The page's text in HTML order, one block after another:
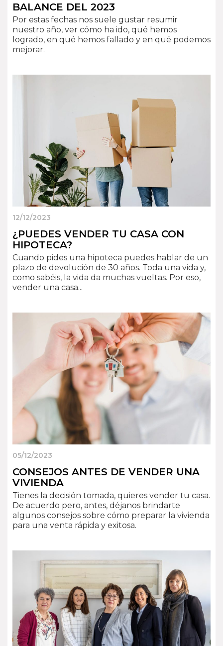
BALANCE DEL 2023
Por estas fechas nos suele gustar resumir
nuestro año, ver cómo ha ido, qué hemos
logrado, en qué hemos fallado y en qué podemos
mejorar.
12/12/2023
¿PUEDES VENDER TU CASA CON
HIPOTECA?
Cuando pides una hipoteca puedes hablar de un
plazo de devolución de 30 años. Toda una vida y,
como sabéis, la vida da muchas vueltas. Por eso,
vender una casa...
05/12/2023
CONSEJOS ANTES DE VENDER UNA
VIVIENDA
Tienes la decisión tomada, quieres vender tu casa.
De acuerdo pero, antes, déjanos brindarte
algunos consejos sobre cómo preparar la vivienda
para una venta rápida y exitosa.